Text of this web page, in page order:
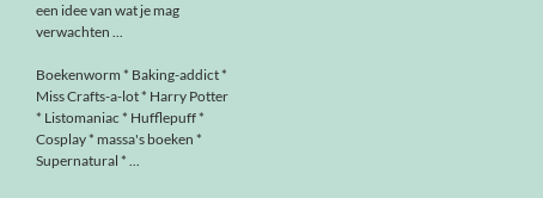
een idee van wat je mag
verwachten ...
Boekenworm * Baking-addict *
Miss Crafts-a-lot * Harry Potter
* Listomaniac * Hufflepuff *
Cosplay * massa's boeken *
Supernatural * ...